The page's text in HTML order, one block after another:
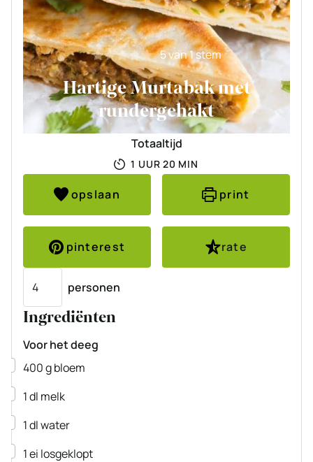
5van 1 stem
Hartige Murtabak met
rundergehakt
Totaaltijd
1 UUR
UUR 20 MINUTEN
MIN
opslaan print
pinterest
rate
personen
Ingrediënten
Voor het deeg
▢
400gbloem
▢
1dl melk
▢
1dlwater
▢
1ei losgeklopt